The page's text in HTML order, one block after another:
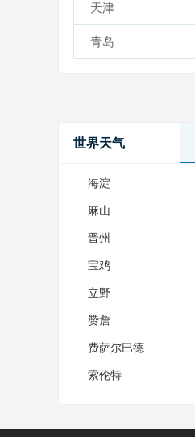
天津
青岛
世界天气
海淀
麻山
晋州
宝鸡
立野
赞詹
费萨尔巴德
索伦特